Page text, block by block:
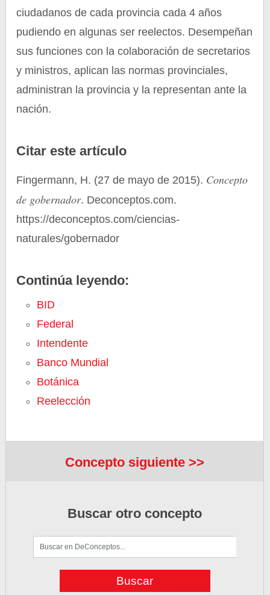
ciudadanos de cada provincia cada 4 años
pudiendo en algunas ser reelectos. Desempeñan
sus funciones con la colaboración de secretarios
y ministros, aplican las normas provinciales,
administran la provincia y la representan ante la
nación.
Citar este artículo
Fingermann, H. (27 de mayo de 2015). Concepto
de gobernador. Deconceptos.com.
https://deconceptos.com/ciencias-
naturales/gobernador
Continúa leyendo:
BID
Federal
Intendente
Banco Mundial
Botánica
Reelección
Concepto siguiente >>
Buscar otro concepto